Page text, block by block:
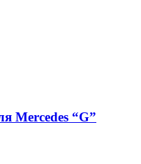
Mercedes “G”